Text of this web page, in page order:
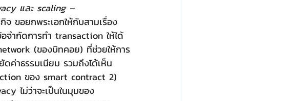
และ scaling –
จำกัดการทำ transaction ให้ได้
(ของบิทคอย) ที่ช่วยให้การ
ค่าธรรมเนียม รวมถึงได้เห็น
ของ smart contract 2)
ไม่ว่าจะเป็นในมุมของ